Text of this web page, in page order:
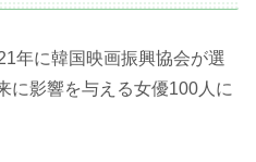
年に韓国映画振興協会が選
に影響を与える女優100人に